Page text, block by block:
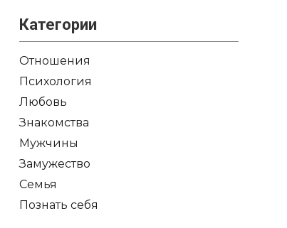
Категории
Отношения
Психология
Любовь
Знакомства
Мужчины
Замужество
Семья
Познать себя